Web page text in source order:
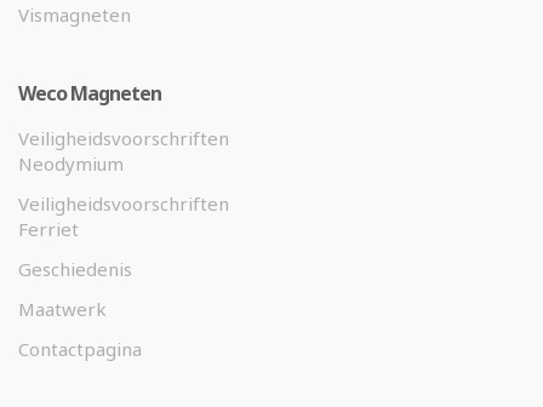
Vismagneten
Weco Magneten
Veiligheidsvoorschriften
Neodymium
Veiligheidsvoorschriften
Ferriet
Geschiedenis
Maatwerk
Contactpagina